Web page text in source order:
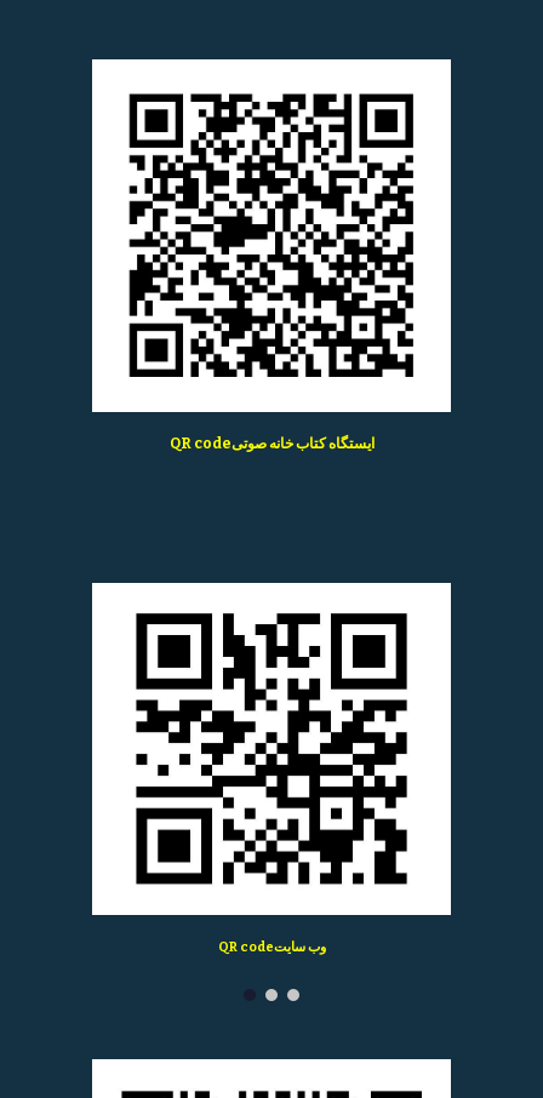
QR codeایستگاه کتاب خانه صوتی
QR codeوب سایت